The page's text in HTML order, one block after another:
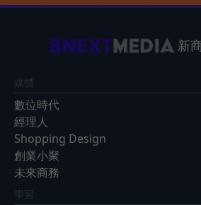
新
媒體
數位時代
經理人
Shopping Design
創業小聚
未來商務
學習